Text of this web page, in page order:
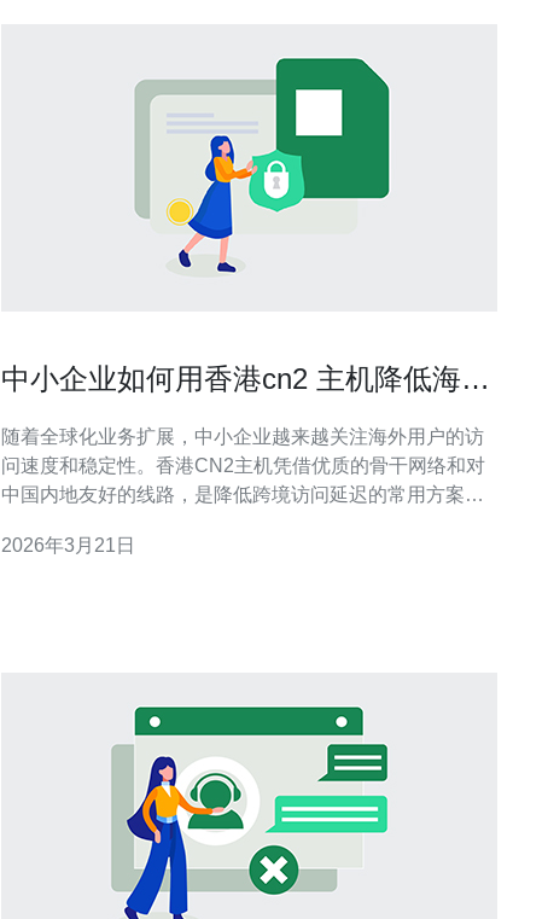
中小企业如何用香港cn2 主机降低海外
随着全球化业务扩展，中小企业越来越关注海外用户的访
问速度和稳定性。香港CN2主机凭借优质的骨干网络和对
中国内地友好的线路，是降低跨境访问延迟的常用方案。
主机有效降低海外访问延迟并保证安全性。 首先，理解什
2026年3月21日